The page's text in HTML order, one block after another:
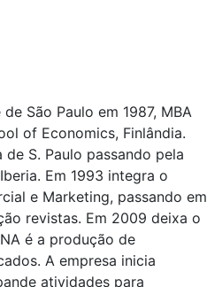
São Paulo em 1987, MBA
of Economics, Finlândia.
S. Paulo passando pela
Em 1993 integra o
e Marketing, passando em
revistas. Em 2009 deixa o
é a produção de
A empresa inicia
atividades para